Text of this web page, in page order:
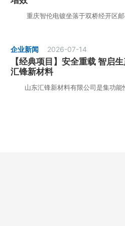
重庆智伦电镀坐落于双桥经开区邮
企业新闻 2026-07-14
【经典项目】安全重载 智启
汇锋新材料
山东汇锋新材料有限公司是集功能